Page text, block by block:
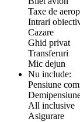
Taxe de
Intrari
Cazare
Ghid privat
Transferuri
Mic dejun
Nu include:
Pensiune
All inclusive
Asigurare